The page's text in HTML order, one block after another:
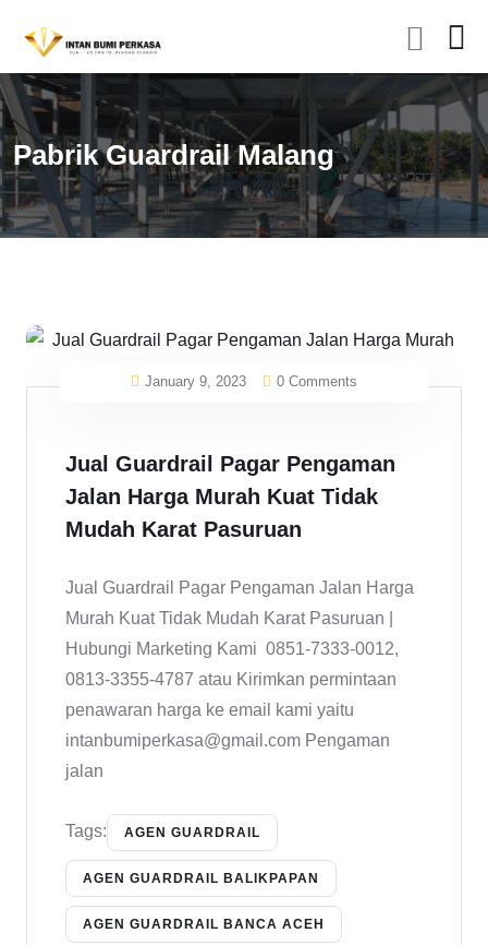
Pabrik Guardrail Malang
January 9, 2023 0 Comments
Jual Guardrail Pagar Pengaman
Jalan Harga Murah Kuat Tidak
Mudah Karat Pasuruan
Jual Guardrail Pagar Pengaman Jalan Harga
Murah Kuat Tidak Mudah Karat Pasuruan |
Hubungi Marketing Kami 0851-7333-0012,
0813-3355-4787 atau Kirimkan permintaan
penawaran harga ke email kami yaitu
intanbumiperkasa@gmail.com Pengaman
jalan
Tags: AGEN GUARDRAIL
AGEN GUARDRAIL BALIKPAPAN
AGEN GUARDRAIL BANCA ACEH